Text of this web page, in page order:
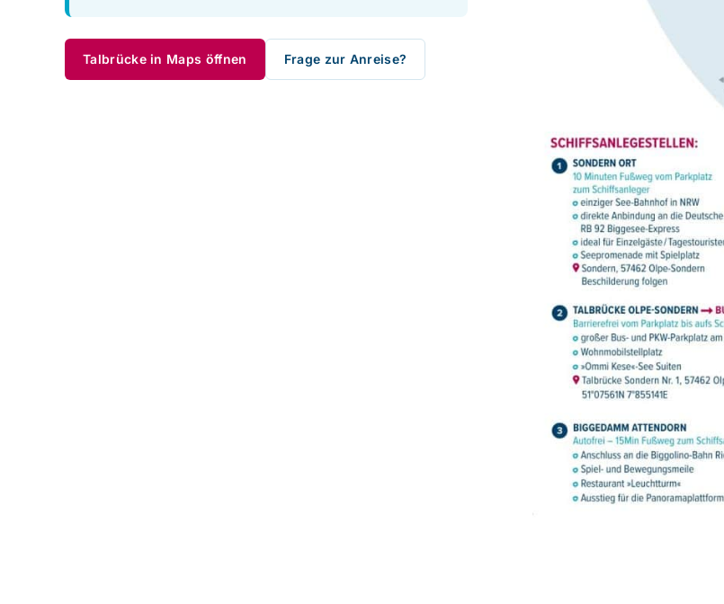
Talbrücke in Maps öffnen Frage zur Anreise?